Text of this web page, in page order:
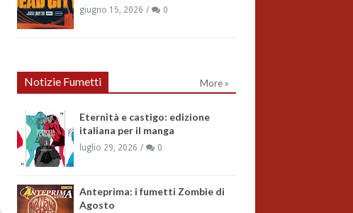
giugno 15, 2026 0
Notizie Fumetti More »
Eternità e castigo: edizione
italiana per il manga
luglio 29, 2026 0
Anteprima: i fumetti Zombie di
Agosto